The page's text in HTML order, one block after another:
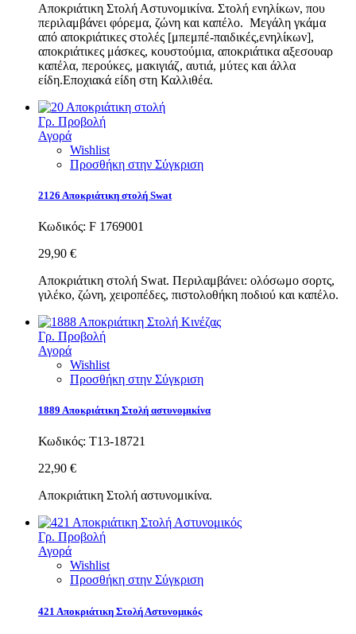
Αποκριάτικη Στολή Αστυνομικίνα. Στολή ενηλίκων, που
περιλαμβάνει φόρεμα, ζώνη και καπέλο. Μεγάλη γκάμα
από αποκριάτικες στολές [μπεμπέ-παιδικές,ενηλίκων],
αποκριάτικες μάσκες, κουστούμια, αποκριάτικα αξεσουαρ
καπέλα, περούκες, μακιγιάζ, αυτιά, μύτες και άλλα
είδη.Εποχιακά είδη στη Καλλιθέα.
Γρ. Προβολή
Αγορά
Wishlist
Προσθήκη στην Σύγκριση
2126 Αποκριάτικη στολή Swat
Κωδικός: F 1769001
29,90 €
Αποκριάτικη στολή Swat. Περιλαμβάνει: ολόσωμο σορτς,
γιλέκο, ζώνη, χειροπέδες, πιστολοθήκη ποδιού και καπέλο.
Γρ. Προβολή
Αγορά
Wishlist
Προσθήκη στην Σύγκριση
1889 Αποκριάτικη Στολή αστυνομικίνα
Κωδικός: Τ13-18721
22,90 €
Αποκριάτικη Στολή αστυνομικίνα.
Γρ. Προβολή
Αγορά
Wishlist
Προσθήκη στην Σύγκριση
421 Αποκριάτικη Στολή Αστυνομικός